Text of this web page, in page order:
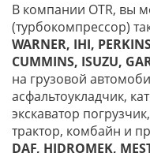
В компании OTR, вы
(турбокомпрессор)
WARNER, IHI,
CUMMINS, ISUZU,
на грузовой
асфальтоукладчик,
экскаватор
трактор, комбайн и
DAF, HIDROMEK,